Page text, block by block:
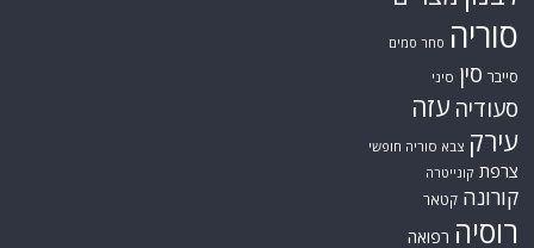
סוריה סחר סמים
סייבר סין סיני
סעודיה עזה
עירק צבא סוריה חופשי
צרפת קונייטרה
קורונה קטאר
רוסיה רפואה